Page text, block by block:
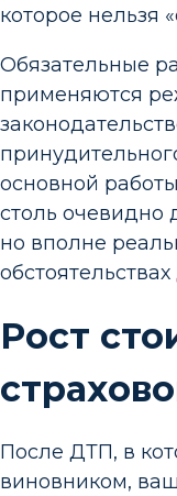
которое нельзя
Обязательные
применяются
основной
столь очевидно
но вполне
Рост
После ДТП, в
виновником,